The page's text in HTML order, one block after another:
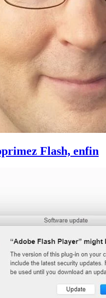
Flash, enfin